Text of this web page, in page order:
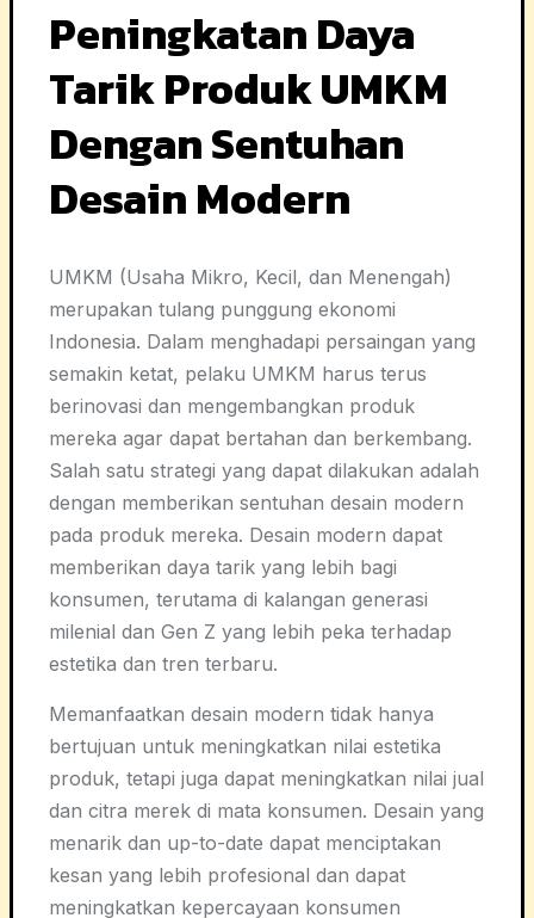
Peningkatan Daya
Tarik Produk UMKM
Dengan Sentuhan
Desain Modern
UMKM (Usaha Mikro, Kecil, dan Menengah)
merupakan tulang punggung ekonomi
Indonesia. Dalam menghadapi persaingan yang
semakin ketat, pelaku UMKM harus terus
berinovasi dan mengembangkan produk
mereka agar dapat bertahan dan berkembang.
Salah satu strategi yang dapat dilakukan adalah
dengan memberikan sentuhan desain modern
pada produk mereka. Desain modern dapat
memberikan daya tarik yang lebih bagi
konsumen, terutama di kalangan generasi
milenial dan Gen Z yang lebih peka terhadap
estetika dan tren terbaru.
Memanfaatkan desain modern tidak hanya
bertujuan untuk meningkatkan nilai estetika
produk, tetapi juga dapat meningkatkan nilai jual
dan citra merek di mata konsumen. Desain yang
menarik dan up-to-date dapat menciptakan
kesan yang lebih profesional dan dapat
meningkatkan kepercayaan konsumen